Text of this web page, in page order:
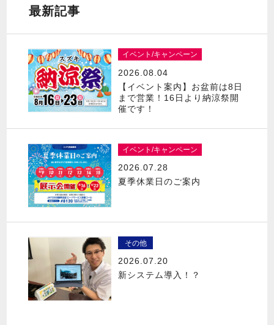
最新記事
イベント/キャンペーン
2026.08.04
【イベント案内】お盆前は8日
まで営業！16日より納涼祭開
催です！
イベント/キャンペーン
2026.07.28
夏季休業日のご案内
その他
2026.07.20
新システム導入！？